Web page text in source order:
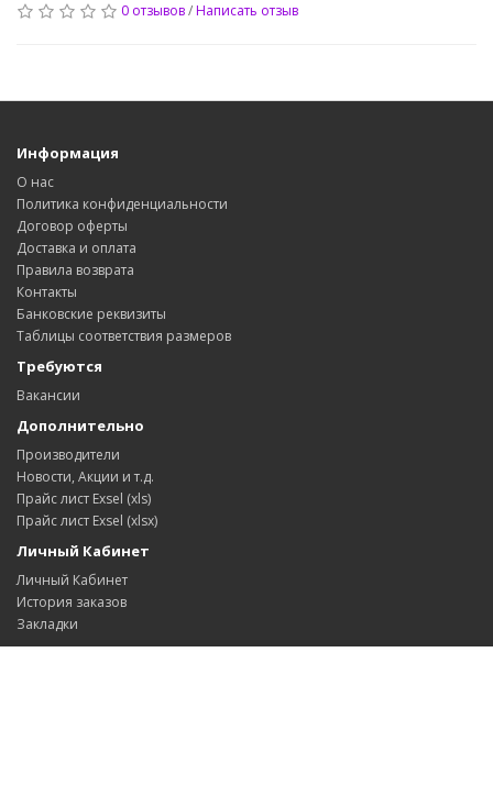
0 отзывов/Написать отзыв
Информация
О нас
Политика конфиденциальности
Договор оферты
Доставка и оплата
Правила возврата
Контакты
Банковские реквизиты
Таблицы соответствия размеров
Требуются
Вакансии
Дополнительно
Производители
Новости, Акции и т.д.
Прайс лист Exsel (xls)
Прайс лист Exsel (xlsx)
Личный Кабинет
Личный Кабинет
История заказов
Закладки